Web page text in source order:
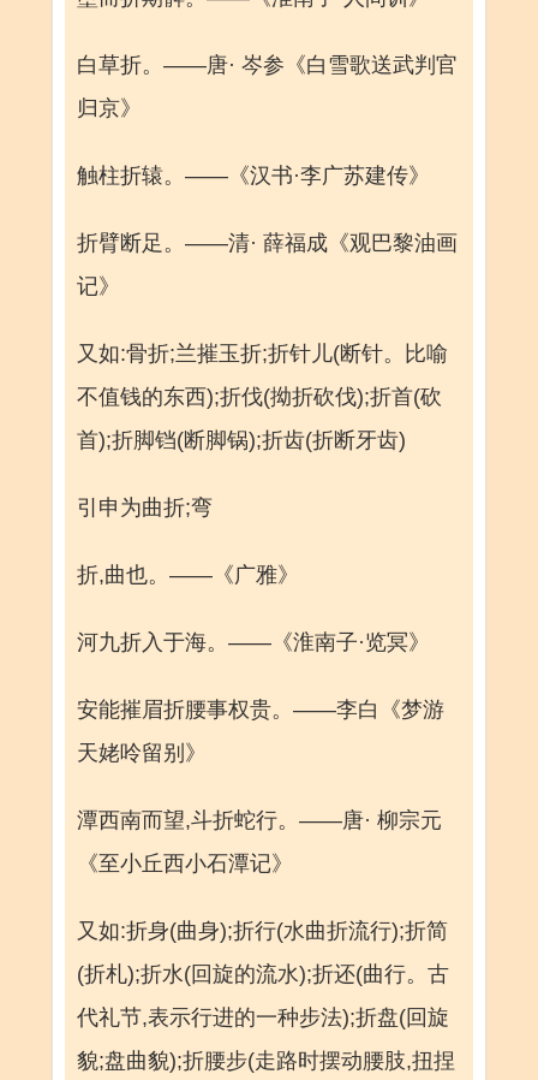
白草折。——唐· 岑参《白雪歌送武判官
归京》
触柱折辕。——《汉书·李广苏建传》
折臂断足。——清· 薛福成《观巴黎油画
记》
又如:骨折;兰摧玉折;折针儿(断针。比喻
不值钱的东西);折伐(拗折砍伐);折首(砍
首);折脚铛(断脚锅);折齿(折断牙齿)
引申为曲折;弯
折,曲也。——《广雅》
河九折入于海。——《淮南子·览冥》
安能摧眉折腰事权贵。——李白《梦游
天姥呤留别》
潭西南而望,斗折蛇行。——唐· 柳宗元
《至小丘西小石潭记》
又如:折身(曲身);折行(水曲折流行);折简
(折札);折水(回旋的流水);折还(曲行。古
代礼节,表示行进的一种步法);折盘(回旋
貌;盘曲貌);折腰步(走路时摆动腰肢,扭捏